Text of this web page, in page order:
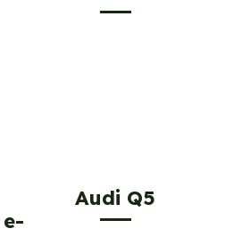
Audi Q5